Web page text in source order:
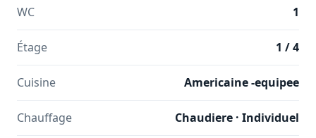
WC 1
Étage 1 / 4
Cuisine Americaine -equipee
Chauffage Chaudiere · Individuel